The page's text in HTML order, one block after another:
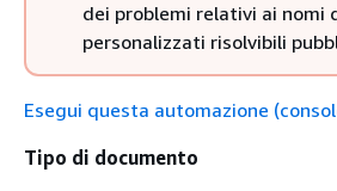
dei problemi relativi ai nomi
personalizzati risolvibili
Esegui questa automazione
Tipo di documento